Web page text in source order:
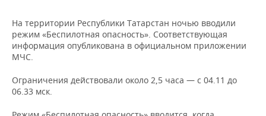
КОРОЛИ ГОСЗАКАЗА ПФО
ВУЗЫ ТАТАРСТАНА
КОМУ ПРИНАДЛЕЖАТ
ТОРГОВЫЕ ЦЕНТРЫ
ФИНАНСЫ
БАНКИ
БЮДЖЕТ
ИНВЕСТИЦИИ
НОВОСТИ
ПРОМЫШЛЕННОСТИ
МАШИНОСТРОЕНИЕ
НЕДВИЖИМОСТЬ
НОВОСТИ НЕДВИЖИМОСТИ
АВТО
НОВОСТИ АВТО
БИЗНЕС
НОВОСТИ БИЗНЕСА
ТЕХНОЛОГИИ
На территории Республики Татарстан ночью вводили
режим «Беспилотная опасность». Соответствующая
информация опубликована в официальном приложении
МЧС.
Ограничения действовали около 2,5 часа — с 04.11 до
06.33 мск.